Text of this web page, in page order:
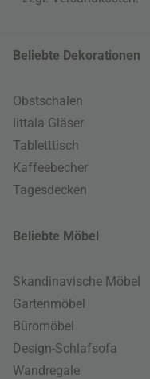
Beliebte Dekorationen
Obstschalen
Iittala Gläser
Tabletttisch
Kaffeebecher
Tagesdecken
Beliebte Möbel
Skandinavische Möbel
Gartenmöbel
Büromöbel
Design-Schlafsofa
Wandregale